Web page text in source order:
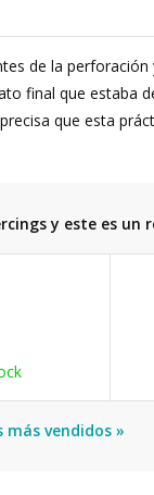
de la
final que estaba
que esta
y este es un
vendidos »